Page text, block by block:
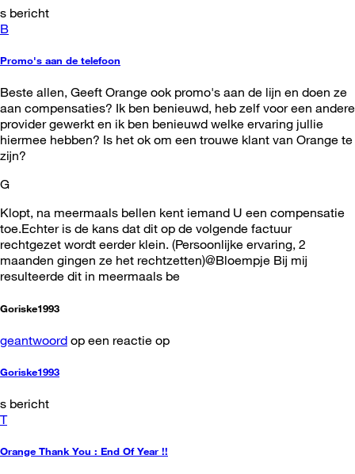
s bericht
B
Promo's aan de telefoon
Beste allen, Geeft Orange ook promo's aan de lijn en doen ze
aan compensaties? Ik ben benieuwd, heb zelf voor een andere
provider gewerkt en ik ben benieuwd welke ervaring jullie
hiermee hebben? Is het ok om een trouwe klant van Orange te
zijn?
G
Klopt, na meermaals bellen kent iemand U een compensatie
toe.Echter is de kans dat dit op de volgende factuur
rechtgezet wordt eerder klein. (Persoonlijke ervaring, 2
maanden gingen ze het rechtzetten)@Bloempje Bij mij
resulteerde dit in meermaals be
Goriske1993
geantwoord op een reactie op
Goriske1993
s bericht
T
Orange Thank You : End Of Year !!